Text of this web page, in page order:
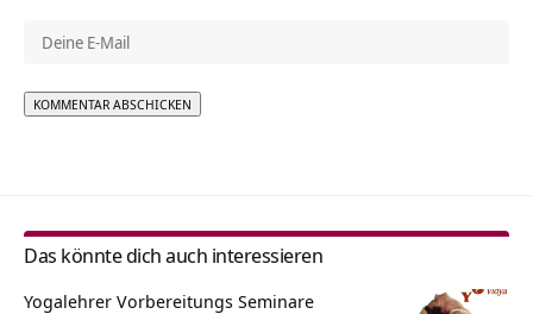
Das könnte dich auch interessieren
Yogalehrer Vorbereitungs Seminare